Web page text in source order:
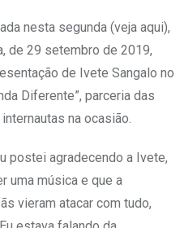
nesta segunda (veja aqui),
de 29 setembro de 2019,
de Ivete Sangalo no
Diferente”, parceria das
na ocasião.
postei agradecendo a Ivete,
uma música e que a
vieram atacar com tudo,